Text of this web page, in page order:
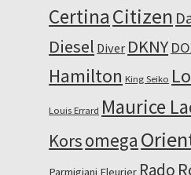
CertinaCitizen
Diesel Diver DKNY
Hamilton King Seiko
Louis Errard Maurice
Korsomega
Parmigiani Fleurier Rado